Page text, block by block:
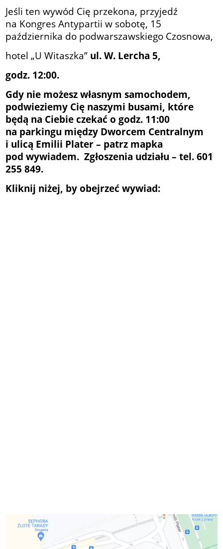
Jeśli ten wywód Cię przekona, przyjedź
na Kongres Antypartii w sobotę, 15
października do podwarszawskiego Czosnowa,
hotel „U Witaszka” ul.W. Lercha 5,
godz. 12:00.
Gdy nie możesz własnym samochodem,
podwieziemy Cię naszymi busami, które
będą na Ciebie czekać o godz. 11:00
na parkingu między Dworcem Centralnym
i ulicą Emilii Plater – patrz mapka
pod wywiadem. Zgłoszenia udziału – tel. 601
255 849.
Kliknij niżej, by obejrzeć wywiad: